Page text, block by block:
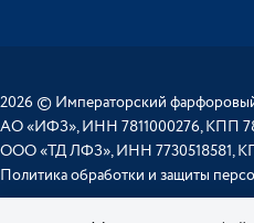
2026 © Императорский
АО «ИФЗ», ИНН 7811000276, КПП
ООО «ТД ЛФЗ», ИНН 7730518581,
Политика обработки и защиты